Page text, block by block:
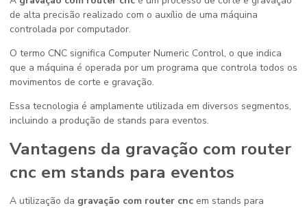
de alta precisão realizado com o auxílio de uma máquina
controlada por computador.
O termo CNC significa Computer Numeric Control, o que indica
que a máquina é operada por um programa que controla todos os
movimentos de corte e gravação.
Essa tecnologia é amplamente utilizada em diversos segmentos,
incluindo a produção de stands para eventos.
Vantagens da gravação com router
cnc em stands para eventos
A utilização da gravação com router cnc em stands para